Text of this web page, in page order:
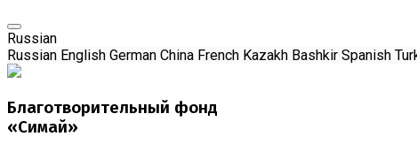
Russian
Russian English German China French Kazakh Bashkir Spanish
Благотворительный фонд
«Симай»